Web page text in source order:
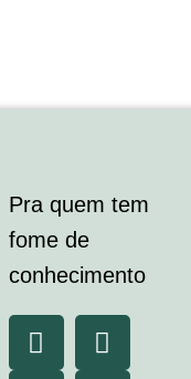
Pra quem tem
fome de
conhecimento